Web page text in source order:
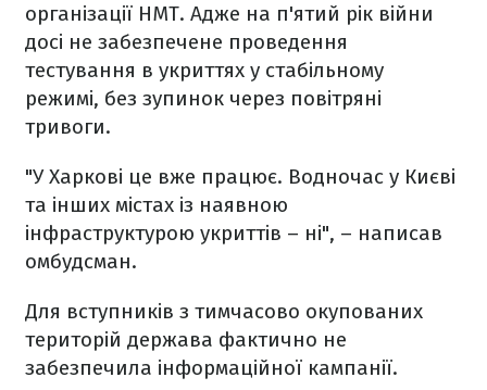
організації НМТ. Адже на п'ятий рік війни
досі не забезпечене проведення
тестування в укриттях у стабільному
режимі, без зупинок через повітряні
тривоги.
"У Харкові це вже працює. Водночас у Києві
та інших містах із наявною
інфраструктурою укриттів – ні", – написав
омбудсман.
Для вступників з тимчасово окупованих
територій держава фактично не
забезпечила інформаційної кампанії.